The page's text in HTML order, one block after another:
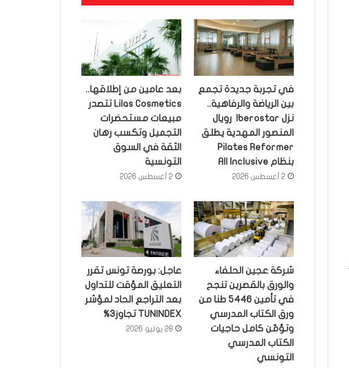
في تجربة جديدة تجمع
بين الرياضة والرفاهية..
نزل Iberostar رويال
المنصور المهدية يطلق
Pilates Reformer
بنظام All Inclusive
2 أغسطس 2026
بعد عامين من إطلاقها..
Lilas Cosmetics تتصدر
مبيعات مستحضرات
التجميل وتكسب رهان
الثقة في السوق
التونسية
2 أغسطس 2026
شركة عجين الحلفاء
والورق بالقصرين تنجح
في تأمين 5446 طنا من
ورق الكتاب المدرسي
وتؤمّن كامل حاجيات
الكتاب المدرسي
التونسي
عاجل: بورصة تونس تقرر
التعليق المؤقت للتداول
بعد التراجع الحاد لمؤشر
TUNINDEX تجاوز3%
28 يوليو 2026